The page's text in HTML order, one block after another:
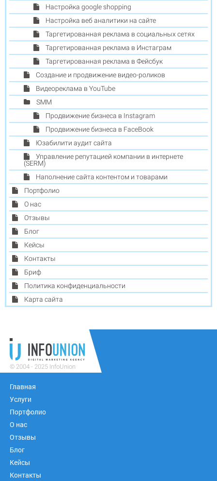
Настройка google shopping
Настройка веб аналитики на сайте
Таргетированная реклама в социальных сетях
Таргетированная реклама в Инстаграм
Таргетированная реклама в Фейсбук
Создание и продвижение видео-роликов
Видеореклама в YouTube
SMM
Продвижение бизнеса в Instagram
Продвижение бизнеса в FaceBook
Юзабилити аудит сайта
Управление репутацией компании в интернете
(SERM)
Наполнение сайта контентом и товарами
Портфолио
О нас
Отзывы
Блог
Кейсы
Контакты
Бриф
Политика конфиденциальности
Карта сайта
© 2004 - 2025 InfoUnion
Главная
Услуги
Портфолио
О нас
Отзывы
Блог
Кейсы
Контакты